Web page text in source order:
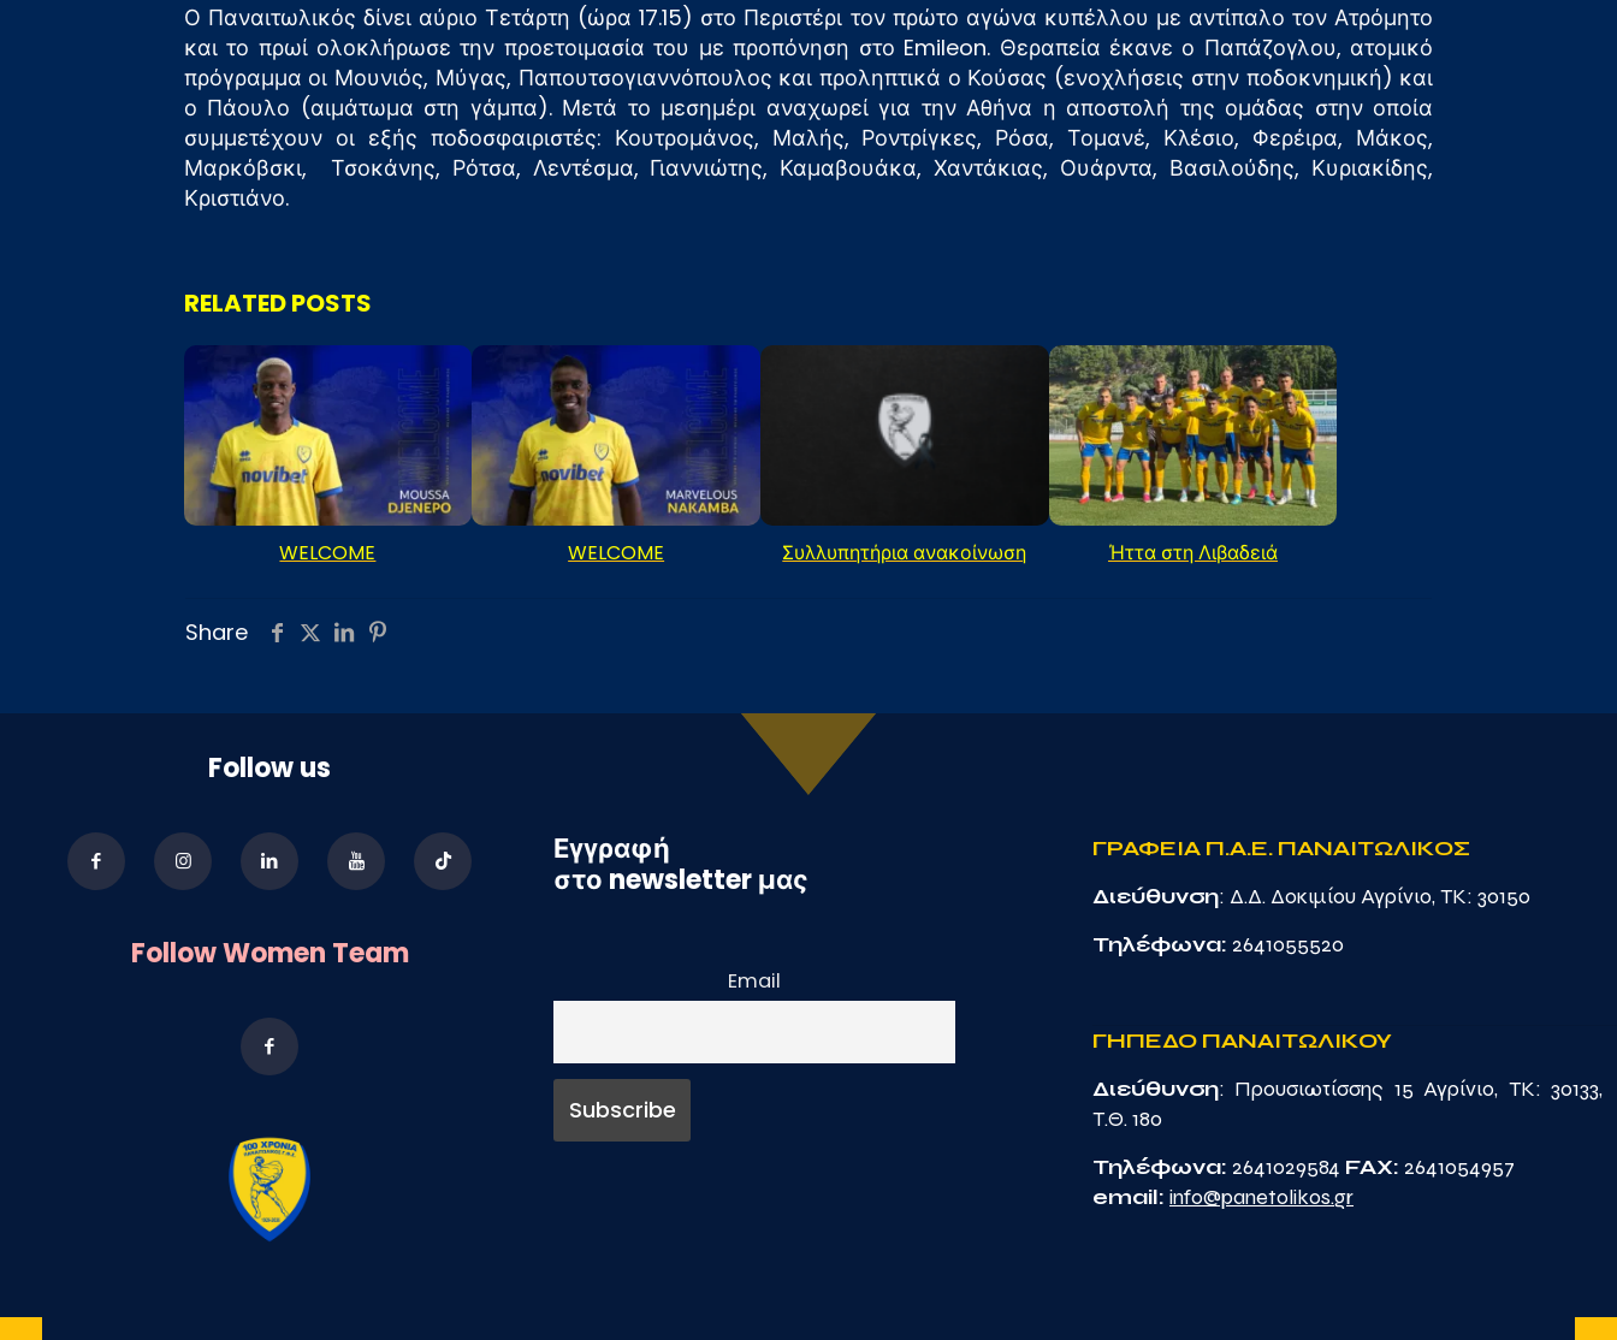
Ο Παναιτωλικός δίνει αύριο Τετάρτη (ώρα 17.15) στο Περιστέρι τον πρώτο αγώνα κυπέλλου με αντίπαλο τον Ατρόμητο
και το πρωί ολοκλήρωσε την προετοιμασία του με προπόνηση στο Emileon. Θεραπεία έκανε ο Παπάζογλου, ατομικό
πρόγραμμα οι Μουνιός, Μύγας, Παπουτσογιαννόπουλος και προληπτικά ο Κούσας (ενοχλήσεις στην ποδοκνημική) και
ο Πάουλο (αιμάτωμα στη γάμπα). Μετά το μεσημέρι αναχωρεί για την Αθήνα η αποστολή της ομάδας στην οποία
συμμετέχουν οι εξής ποδοσφαιριστές: Κουτρομάνος, Μαλής, Ροντρίγκες, Ρόσα, Τομανέ, Κλέσιο, Φερέιρα, Μάκος,
Μαρκόβσκι, Τσοκάνης, Ρότσα, Λεντέσμα, Γιαννιώτης, Καμαβουάκα, Χαντάκιας, Ουάρντα, Βασιλούδης, Κυριακίδης,
Κριστιάνο.
RELATED POSTS
WELCOME WELCOME Συλλυπητήρια ανακοίνωση Ήττα στη Λιβαδειά
Share
Follow us
Follow Women Team
Εγγραφή
στο newsletter μας
Email
ΓΡΑΦΕΙΑ Π.Α.Ε. ΠΑΝΑΙΤΩΛΙΚΟΣ
Διεύθυνση: Δ.Δ. Δοκιμίου Αγρίνιο, TK: 30150
Τηλέφωνα: 2641055520
ΓΗΠΕΔΟ ΠΑΝΑΙΤΩΛΙΚΟΥ
Διεύθυνση: Προυσιωτίσσης 15 Αγρίνιο, TK: 30133,
Τ.Θ. 180
Τηλέφωνα: 2641029584 FAX: 2641054957
email: info@panetolikos.gr